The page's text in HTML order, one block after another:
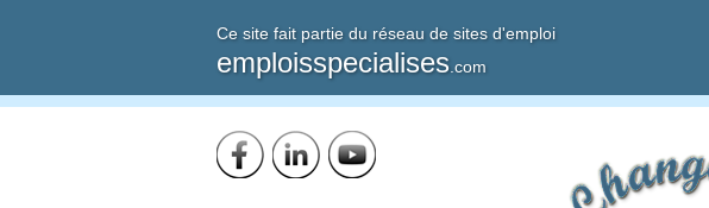
Ce site fait partie du réseau de sites d'emploi
emploisspecialises .com